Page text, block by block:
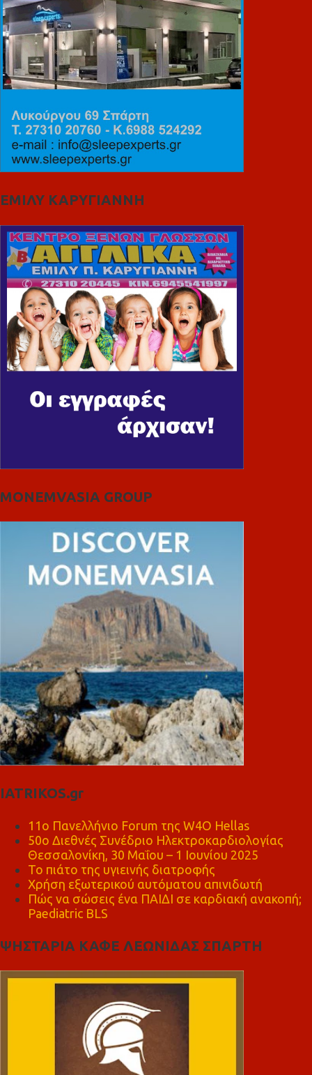
ΕΜΙΛΥ ΚΑΡΥΓΙΑΝΝΗ
MONEMVASIA GROUP
IATRIKOS.gr
11ο Πανελλήνιο Forum της W4O Hellas
50ο Διεθνές Συνέδριο Ηλεκτροκαρδιολογίας
Θεσσαλονίκη, 30 Μαΐου – 1 Ιουνίου 2025
Το πιάτο της υγιεινής διατροφής
Χρήση εξωτερικού αυτόματου απινιδωτή
Πώς να σώσεις ένα ΠΑΙΔΙ σε καρδιακή ανακοπή;
Paediatric BLS
ΨΗΣΤΑΡΙΑ ΚΑΦΕ ΛΕΩΝΙΔΑΣ ΣΠΑΡΤΗ